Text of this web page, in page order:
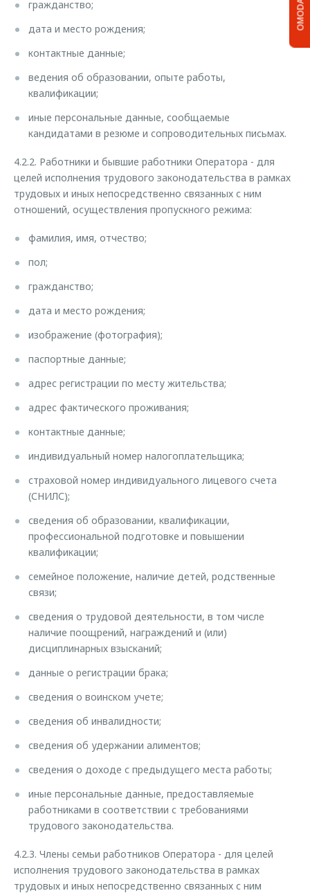
гражданство;
дата и место рождения;
контактные данные;
ведения об образовании, опыте работы,
квалификации;
иные персональные данные, сообщаемые
кандидатами в резюме и сопроводительных письмах.
4.2.2. Работники и бывшие работники Оператора - для
целей исполнения трудового законодательства в рамках
трудовых и иных непосредственно связанных с ним
отношений, осуществления пропускного режима:
фамилия, имя, отчество;
пол;
гражданство;
дата и место рождения;
изображение (фотография);
паспортные данные;
адрес регистрации по месту жительства;
адрес фактического проживания;
контактные данные;
индивидуальный номер налогоплательщика;
страховой номер индивидуального лицевого счета
(СНИЛС);
сведения об образовании, квалификации,
профессиональной подготовке и повышении
квалификации;
семейное положение, наличие детей, родственные
связи;
сведения о трудовой деятельности, в том числе
наличие поощрений, награждений и (или)
дисциплинарных взысканий;
данные о регистрации брака;
сведения о воинском учете;
сведения об инвалидности;
сведения об удержании алиментов;
сведения о доходе с предыдущего места работы;
иные персональные данные, предоставляемые
работниками в соответствии с требованиями
трудового законодательства.
4.2.3. Члены семьи работников Оператора - для целей
исполнения трудового законодательства в рамках
трудовых и иных непосредственно связанных с ним